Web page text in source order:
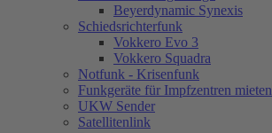
Beyerdynamic Synexis
Schiedsrichterfunk
Vokkero Evo 3
Vokkero Squadra
Notfunk - Krisenfunk
Funkgeräte für Impfzentren mieten
UKW Sender
Satellitenlink